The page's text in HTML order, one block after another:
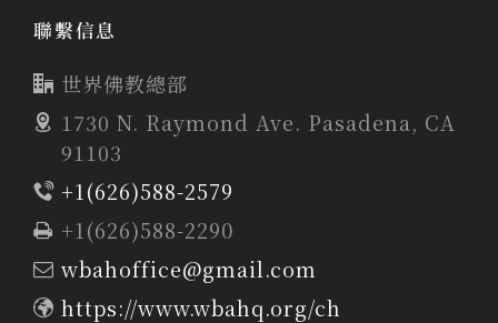
聯繫信息
世界佛教總部
1730 N. Raymond Ave. Pasadena, CA
91103
+1(626)588-2579
+1(626)588-2290
wbahoffice@gmail.com
https://www.wbahq.org/ch